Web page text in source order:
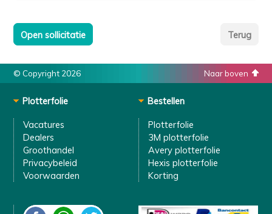
Naar boven
© Copyright 2026
Plotterfolie
Vacatures
Dealers
Groothandel
Privacybeleid
Voorwaarden
Bestellen
Plotterfolie
3M plotterfolie
Avery plotterfolie
Hexis plotterfolie
Korting